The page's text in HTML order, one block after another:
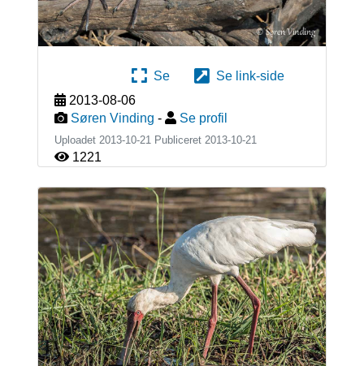
Se
Se link-side
2013-08-06
Søren Vinding - Se profil
Uploadet 2013-10-21 Publiceret 2013-10-21
1221